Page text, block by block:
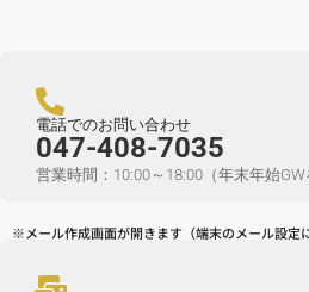
電話でのお問い合わせ
047-408-7035
営業時間：10:00～18:00（年末年始GW
※メール作成画面が開きます（端末のメール設定